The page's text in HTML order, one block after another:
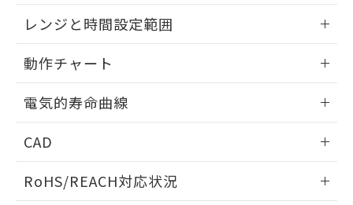
内部接続図
端子配置
レンジと時間設定範囲
レンジと時間設定範囲
動作チャート
動作チャート
電気的寿命曲線
電気的寿命曲線
CAD
ドすることができます。
RoHS/REACH対応状況
物質の対応では、対応完了までの期間は出
荷製品に未対応品が混在することから備考
欄に対応日を記載しておりました。
既に当社にて対応品への在庫切替を完了
していることから、特段のことがない限
り、2022年1月12日より割愛しておりま
す。